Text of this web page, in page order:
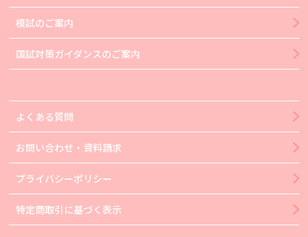
模試のご案内
国試対策ガイダンスのご案内
よくある質問
お問い合わせ・資料請求
プライバシーポリシー
特定商取引に基づく表示